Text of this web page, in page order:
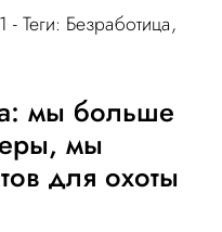
Теги: Безработица,
мы больше
мы
для охоты